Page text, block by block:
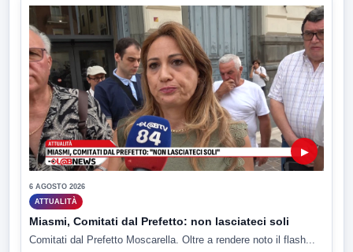
▶
6 AGOSTO 2026
ATTUALITÀ
Miasmi, Comitati dal Prefetto: non lasciateci soli
Comitati dal Prefetto Moscarella. Oltre a rendere noto il flash...